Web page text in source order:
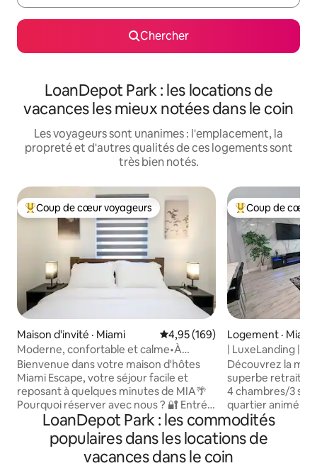
Chercher
LoanDepot Park : les locations de
vacances les mieux notées dans le coin
Les voyageurs sont unanimes : l'emplacement, la
propreté et d'autres qualités de ces logements sont
très bien notés.
Coup de cœur voyageurs parmi les plus aimés
Coup de cœur voyageurs
Maison d'invité · Miami Note moyenne de 4,95 sur 5,
4,95 (169)
Moderne, confortable et calme•À
10 minutes de MIA•Stationnement
GRATUIT
Bienvenue dans votre maison d'hôtes
Miami Escape, votre séjour facile et
reposant à quelques minutes de MIA🌴
Pourquoi réserver avec nous ? 🔐 Entrée
privée, arrivée autonome 24 h/24, 7 j/7
avec serrure intelligente ✈️ À 10 minutes
de l'aéroport international de Miami P️
Stationnement gratuit : entrée +
Coup de cœur
Coup de cœur
Logement · Miami
| LuxeLanding |
Découvrez la
superbe retraite
4 chambres/3
quartier animé
maison
accueillir jusqu'à
d'un salon
entièrement
LoanDepot Park : les commodités
populaires dans les locations de
vacances dans le coin